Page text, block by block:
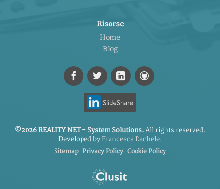
Risorse
Home
Blog
©2026 REALITY NET - System Solutions.All rights reserved.
Developed byFrancesca Rachele.
Sitemap Privacy Policy Cookie Policy